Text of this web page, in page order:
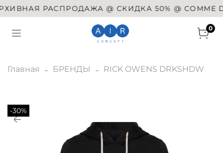
РАСПРОДАЖА @ СКИДКА 50% @ COMME DES
0
Главная БРЕНДЫ RICK OWENS DRKSHDW
-30%